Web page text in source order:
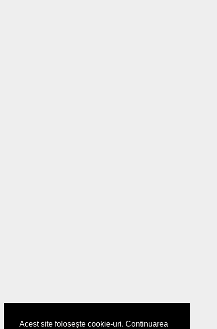
Acest site folosește cookie-uri. Continuarea